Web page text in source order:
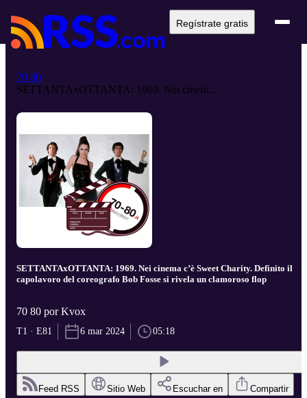
Regístrate gratis
70 80
SETTANTAxOTTANTA: 1969. Nei cinem...
SETTANTAxOTTANTA: 1969. Nei cinema c’è Sweet Charity. Definito il
capolavoro del coreografo Bob Fosse si rivela un clamoroso flop
70 80 por Kvox
T1 · E81 6 mar 2024 05:18
Feed RSS Sitio Web Escuchar en Compartir